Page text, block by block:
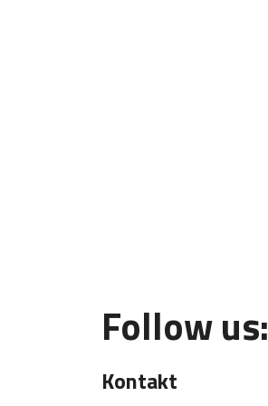
Follow us:
Kontakt